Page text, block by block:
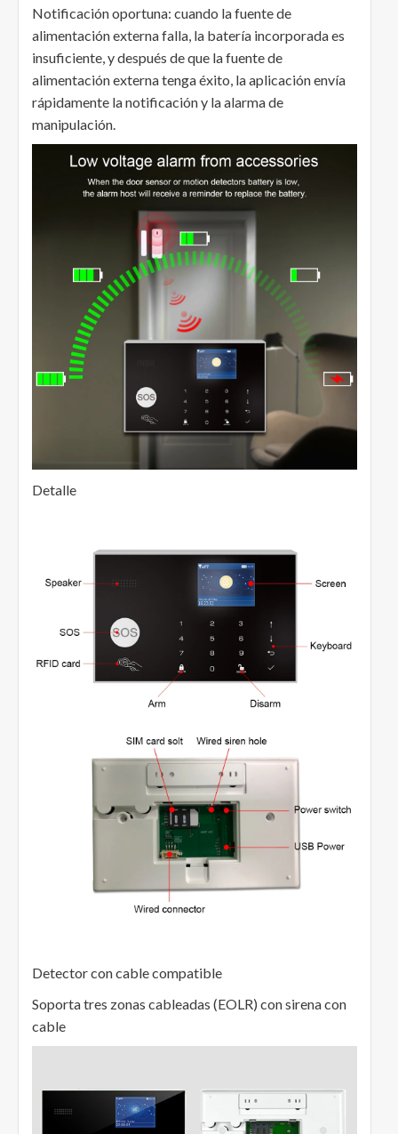
Notificación oportuna: cuando la fuente de
alimentación externa falla, la batería incorporada es
insuficiente, y después de que la fuente de
alimentación externa tenga éxito, la aplicación envía
rápidamente la notificación y la alarma de
manipulación.
Detalle
Detector con cable compatible
Soporta tres zonas cableadas (EOLR) con sirena con
cable